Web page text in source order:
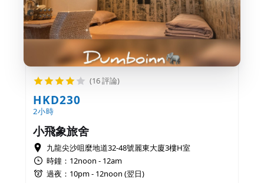
(16 評論)
HKD230
2小時
小飛象旅舍
九龍尖沙咀麼地道32-48號麗東大廈3樓H室
時鐘：12noon - 12am
過夜：10pm - 12noon (翌日)